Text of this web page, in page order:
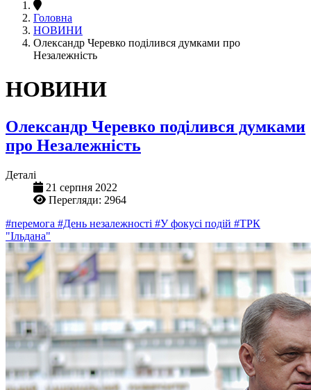
Головна
НОВИНИ
Олександр Черевко поділився думками про
Незалежність
НОВИНИ
Олександр Черевко поділився думками
про Незалежність
Деталі
21 серпня 2022
Перегляди: 2964
#перемога #День незалежності #У фокусі подій #ТРК
"Ільдана"